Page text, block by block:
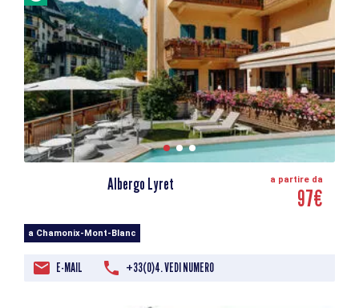
Albergo Lyret a partire da
97€
a Chamonix-Mont-Blanc
E-MAIL +33(0)4. VEDI NUMERO